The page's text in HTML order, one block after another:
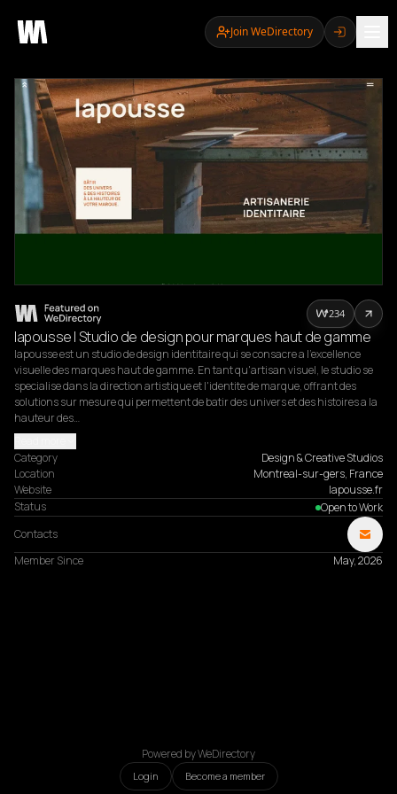
Join WeDirectory
lapousse | Studio de design pour marques haut de gamme
lapousse est un studio de design identitaire qui se consacre a l'excellence
visuelle des marques haut de gamme. En tant qu'artisan visuel, le studio se
specialise dans la direction artistique et l'identite de marque, offrant des
solutions sur mesure qui permettent de batir des univers et des histoires a la
hauteur des…
Category
Design & Creative Studios
Location
Montreal-sur-gers, France
Website
lapousse.fr
Status
Open to Work
Contacts
Member Since
May, 2026
234
Powered by WeDirectory
Login Become a member